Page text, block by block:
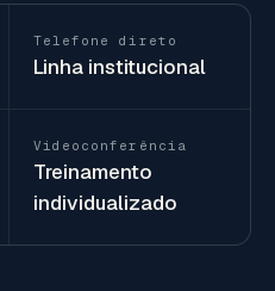
Telefone direto
Linha institucional
Videoconferência
Treinamento
individualizado